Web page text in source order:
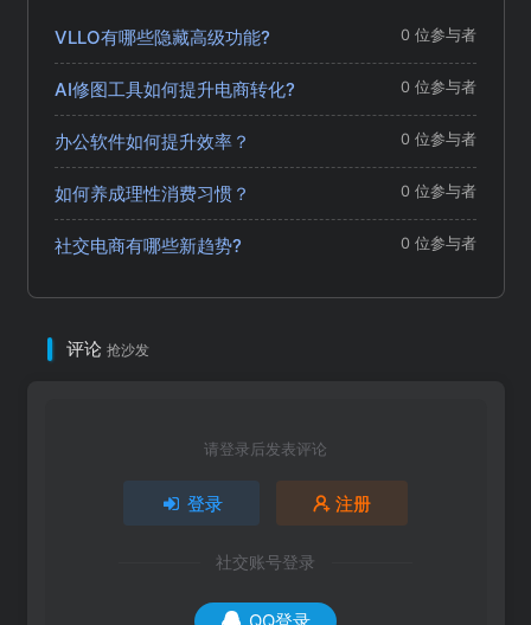
VLLO有哪些隐藏高级功能? 0 位参与者
AI修图工具如何提升电商转化? 0 位参与者
办公软件如何提升效率？ 0 位参与者
如何养成理性消费习惯？ 0 位参与者
社交电商有哪些新趋势? 0 位参与者
评论 抢沙发
请登录后发表评论
登录 注册
社交账号登录